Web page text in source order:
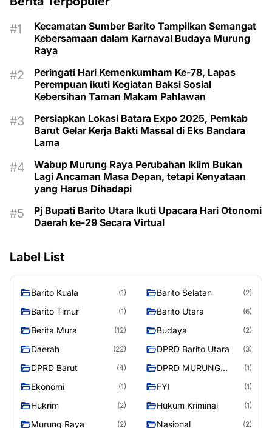
Kecamatan Sumber Barito Tampilkan Semangat
Kebersamaan dalam Karnaval Budaya Murung
Raya
Peringati Hari Kemenkumham Ke-78, Lapas
Perempuan ikuti Kegiatan Baksi Sosial
Kebersihan Taman Makam Pahlawan
Persiapkan Lokasi Batara Expo 2025, Pemkab
Barut Gelar Kerja Bakti Massal di Eks Bandara
Lama
Wabup Murung Raya Perubahan Iklim Bukan
Lagi Ancaman Masa Depan, tetapi Kenyataan
yang Harus Dihadapi
Pj Bupati Barito Utara Ikuti Upacara Hari Otonomi
Daerah ke-29 Secara Virtual
Label List
Barito Kuala (1) Barito Selatan (2)
Barito Timur (1) Barito Utara (6)
Berita Mura (12) Budaya (2)
Daerah (22) DPRD Barito Utara (3)
DPRD Barut (4)
DPRD MURUNG
(1)
Ekonomi (1) FYI (1)
Hukrim (2) Hukum Kriminal (1)
Murung Raya (2) Nasional (2)